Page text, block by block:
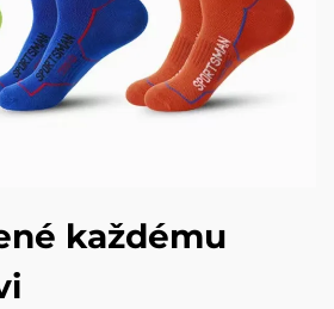
každému